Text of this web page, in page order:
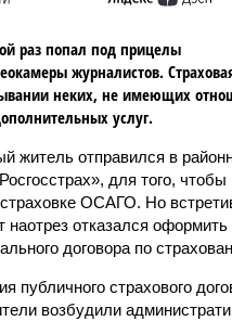
раз попал под прицелы
журналистов.
неких, не имеющих
услуг.
житель отправился в
для того, чтобы
ОСАГО. Но
наотрез отказался оформить
договора по
публичного страхового
возбудили